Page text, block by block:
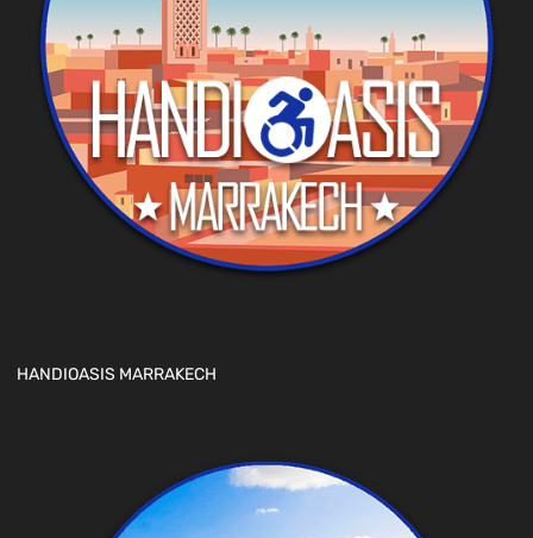
HANDIOASIS MARRAKECH